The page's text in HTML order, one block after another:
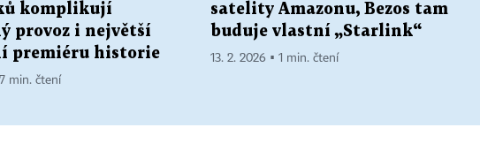
komplikují
provoz i největší
premiéru historie
min. čtení
satelity Amazonu, Bezos tam
buduje vlastní „Starlink“
13. 2. 2026 ▪ 1 min. čtení